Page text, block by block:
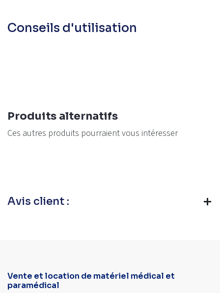
Conseils d'utilisation
Produits alternatifs
Ces autres produits pourraient vous intéresser
Avis client :
Vente et location de matériel médical et
paramédical